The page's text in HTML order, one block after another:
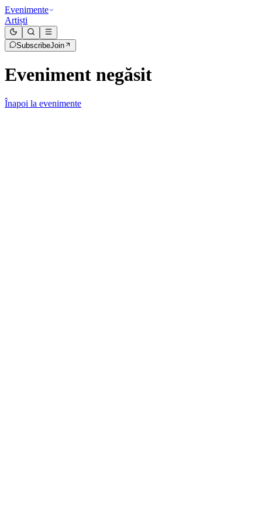
Evenimente
Artiști
SubscribeJoin
Eveniment negăsit
Înapoi la evenimente